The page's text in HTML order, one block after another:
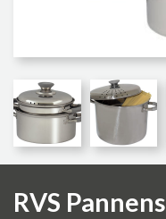
RVS